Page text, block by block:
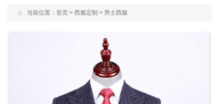
当前位置： 首页 > 西服定制 > 男士西服